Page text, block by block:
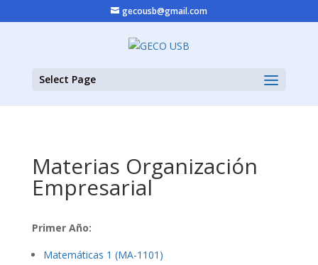
gecousb@gmail.com
Select Page
Materias Organización
Empresarial
Primer Año:
Matemáticas 1 (MA-1101)